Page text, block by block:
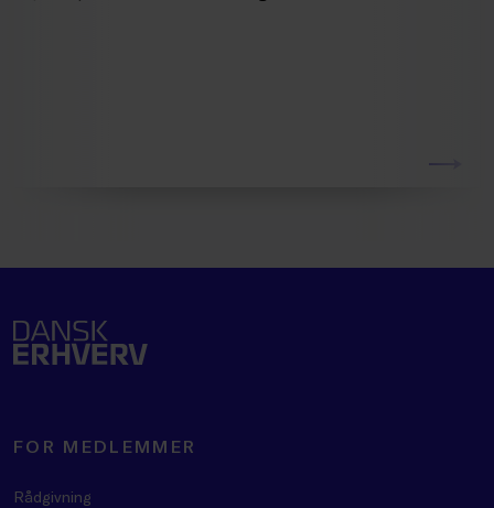
FOR MEDLEMMER
Rådgivning